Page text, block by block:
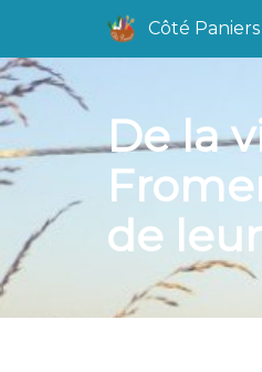
Côté Paniers
De la
de